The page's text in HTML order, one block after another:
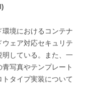
境におけるコンテナ
ェア対応セキュリテ
明している。また、一
写真やテンプレート
タイプ実装について